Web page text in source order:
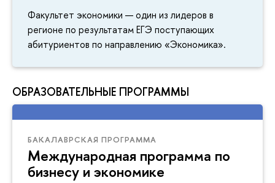
Факультет экономики — один из лидеров в
регионе по результатам ЕГЭ поступающих
абитуриентов по направлению «Экономика».
ОБРАЗОВАТЕЛЬНЫЕ ПРОГРАММЫ
БАКАЛАВРСКАЯ ПРОГРАММА
Международная программа по
бизнесу и экономике